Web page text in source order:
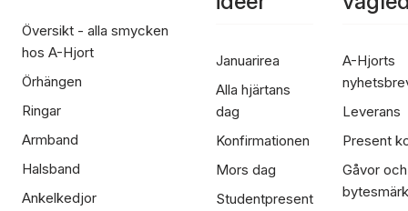
Översikt - alla smycken
hos A-Hjort
Örhängen
Ringar
Armband
Halsband
Ankelkedjor
Januarirea
Alla hjärtans
dag
Konfirmationen
Mors dag
Studentpresent
A-Hjorts
Leverans
Present
Gåvor och